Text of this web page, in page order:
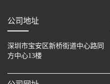
公司地址
深圳市宝安区新桥街道中心路同
方中心13楼